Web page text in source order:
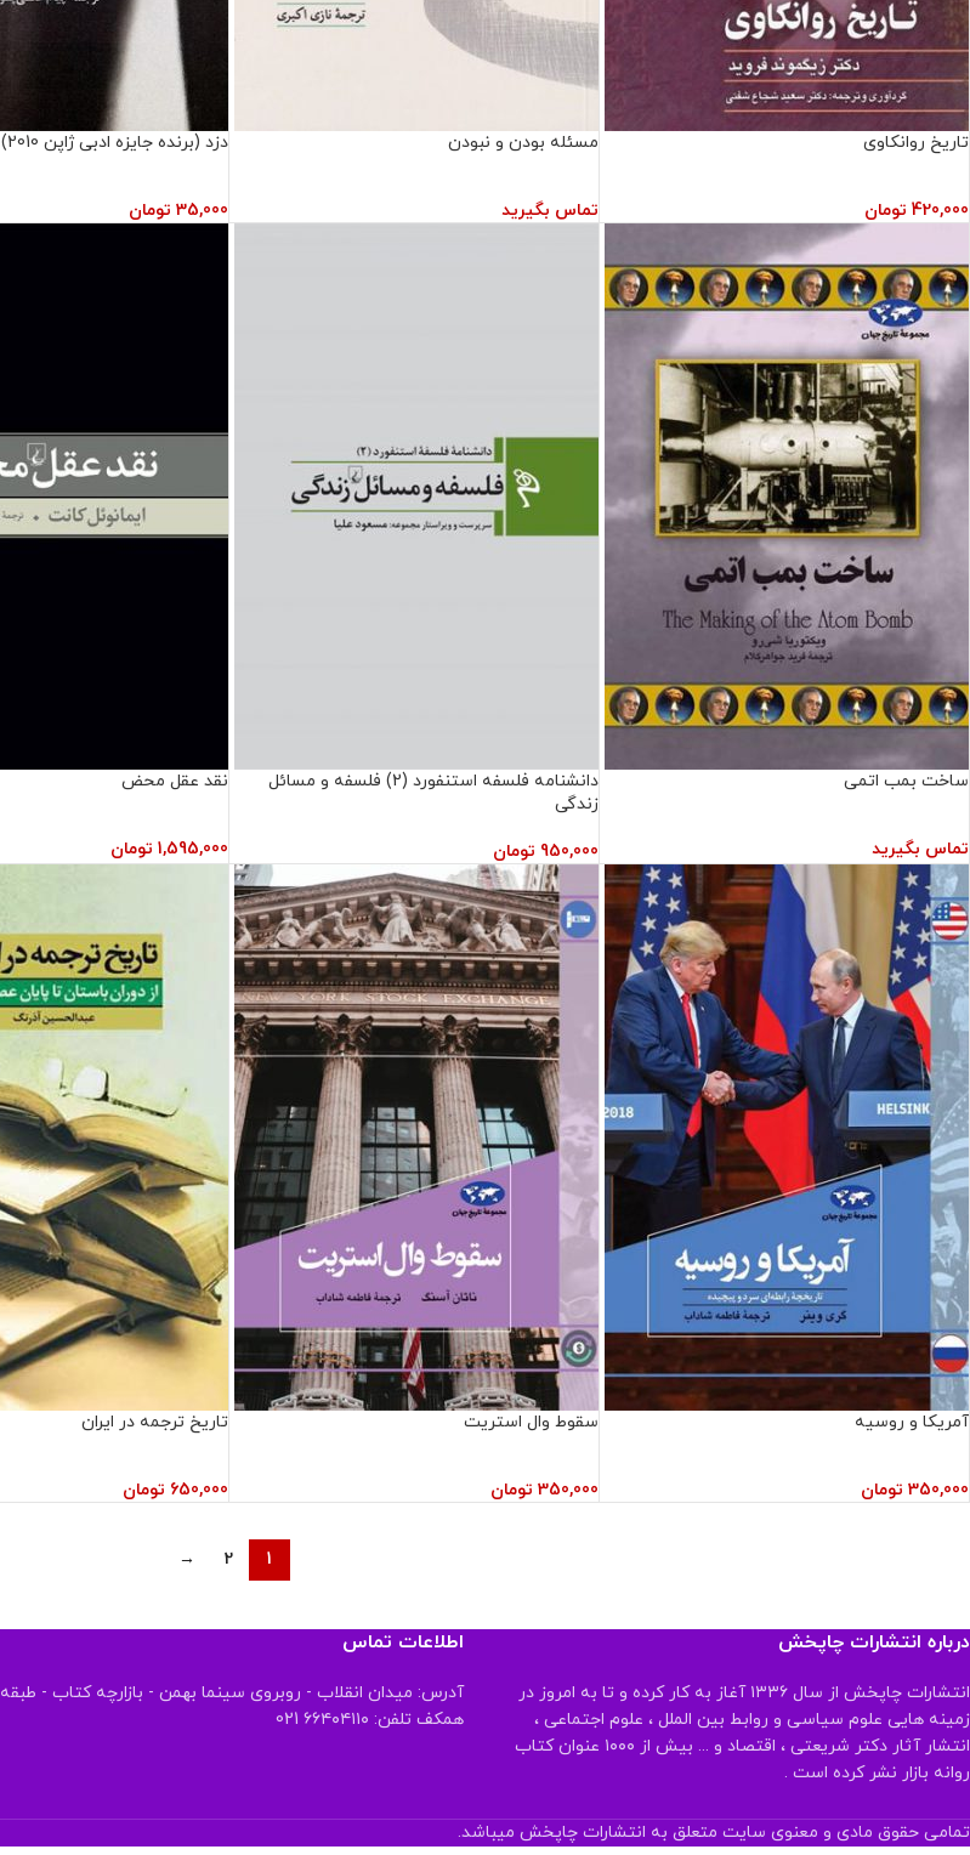
تاریخ روانکاوی
420,000 تومان
مسئله بودن و نبودن
تماس بگیرید
دزد (برنده‌ جایزه‌ ادبی‌ ژاپن‌‌ 2010)
35,000 تومان
ساخت بمب اتمی
تماس بگیرید
دانشنامه فلسفه استنفورد (‌2‌) فلسفه‌ و مسائل
زندگی
950,000 تومان
نقد عقل محض
1,595,000 تومان
آمریکا‌ و روسیه
350,000 تومان
سقوط وال استریت
350,000 تومان
تاریخ ترجمه در ایران
650,000 تومان
1
2
→
درباره انتشارات چاپخش
انتشارات چاپخش از سال ۱۳۳۶ آغاز به کار کرده و تا به امروز در
زمینه هایی علوم سیاسی و روابط بین الملل ، علوم اجتماعی ،
انتشار آثار دکتر شریعتی ، اقتصاد و ... بیش از ۱۰۰۰ عنوان کتاب
روانه بازار نشر کرده است .
اطلاعات تماس
آدرس: میدان انقلاب - روبروی سینما بهمن - بازارچه کتاب - طبقه
همکف تلفن: ۶۶۴۰۴۱۱۰ 021
تمامی حقوق مادی و معنوی سایت متعلق به انتشارات چاپخش میباشد.